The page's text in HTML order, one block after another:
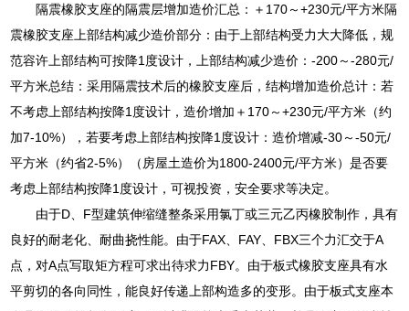
隔震橡胶支座的隔震层增加造价汇总：＋170～+230元/平方米隔
震橡胶支座上部结构减少造价部分：由于上部结构受力大大降低，规
范容许上部结构可按降1度设计，上部结构减少造价：-200～-280元/
平方米总结：采用隔震技术后的橡胶支座后，结构增加造价总计：若
不考虑上部结构按降1度设计，造价增加＋170～+230元/平方米（约
加7-10%），若要考虑上部结构按降1度设计：造价增减-30～-50元/
平方米（约省2-5%）（房屋土造价为1800-2400元/平方米）是否要
考虑上部结构按降1度设计，可视投资，安全要求等决定。
由于D、F型建筑伸缩缝整条采用氯丁或三元乙丙橡胶制作，具有
良好的耐老化、耐曲挠性能。由于FAX、FAY、FBX三个力汇交于A
点，对A点写取矩方程可求出待求力FBY。由于板式橡胶支座具有水
平剪切的各向同性，能良好传递上部构造多的变形。由于板式支座本